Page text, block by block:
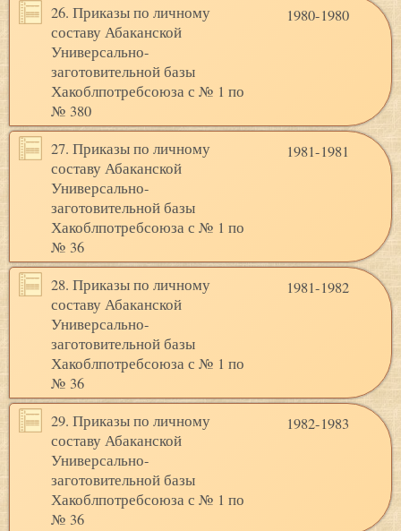
26. Приказы по личному
составу Абаканской
Универсально-
заготовительной базы
Хакоблпотребсоюза с № 1 по
№ 380
1980-1980
27. Приказы по личному
составу Абаканской
Универсально-
заготовительной базы
Хакоблпотребсоюза с № 1 по
№ 36
1981-1981
28. Приказы по личному
составу Абаканской
Универсально-
заготовительной базы
Хакоблпотребсоюза с № 1 по
№ 36
1981-1982
29. Приказы по личному
составу Абаканской
Универсально-
заготовительной базы
Хакоблпотребсоюза с № 1 по
№ 36
1982-1983